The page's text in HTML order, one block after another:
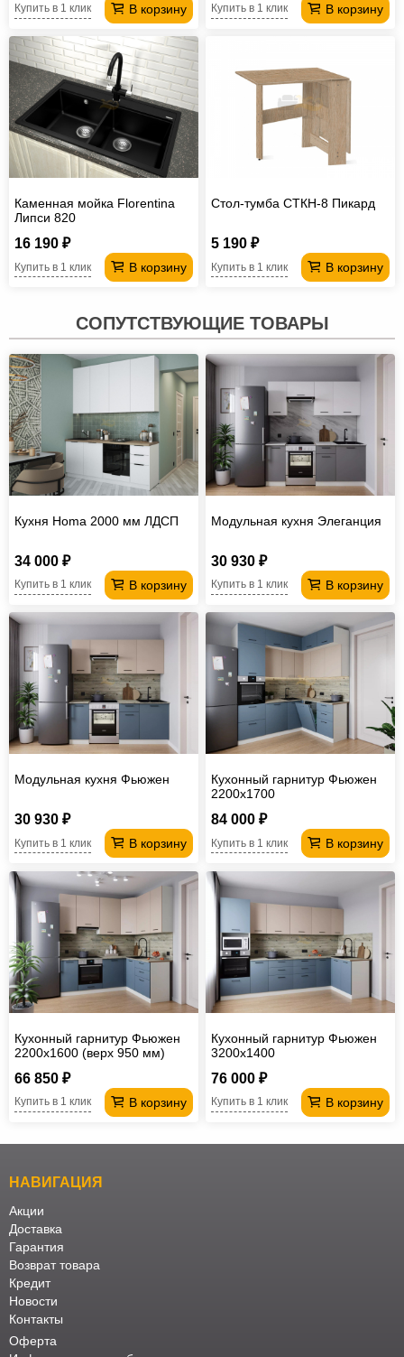
В корзину
Купить в 1 клик В корзину
Купить в 1 клик
Каменная мойка Florentina
Липси 820
16 190 ₽
В корзину
Купить в 1 клик
Стол-тумба СТКН-8 Пикард
5 190 ₽
В корзину
Купить в 1 клик
СОПУТСТВУЮЩИЕ ТОВАРЫ
Кухня Homa 2000 мм ЛДСП
34 000 ₽
В корзину
Купить в 1 клик
Модульная кухня Элеганция
30 930 ₽
В корзину
Купить в 1 клик
Модульная кухня Фьюжен
30 930 ₽
В корзину
Купить в 1 клик
Кухонный гарнитур Фьюжен
2200х1700
84 000 ₽
В корзину
Купить в 1 клик
Кухонный гарнитур Фьюжен
2200х1600 (верх 950 мм)
66 850 ₽
В корзину
Купить в 1 клик
Кухонный гарнитур Фьюжен
3200х1400
76 000 ₽
В корзину
Купить в 1 клик
НАВИГАЦИЯ
Акции
Доставка
Гарантия
Возврат товара
Кредит
Новости
Контакты
Оферта